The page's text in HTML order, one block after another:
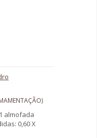
almofada
0,60 X